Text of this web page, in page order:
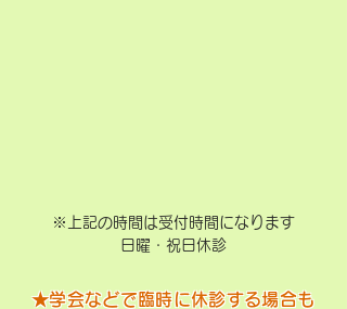
※上記の時間は受付時間になります
日曜・祝日休診
★学会などで臨時に休診する場合も